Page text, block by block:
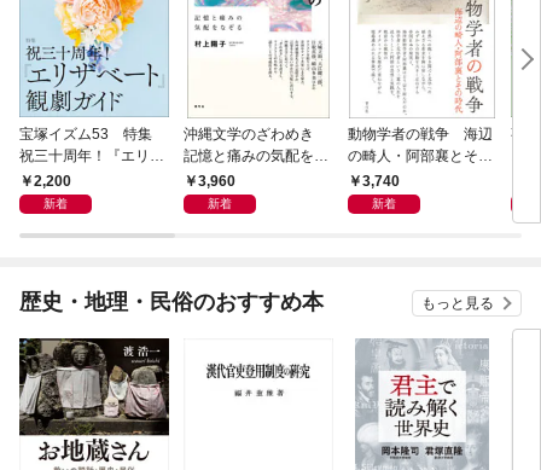
宝塚イズム53 特集
祝三十周年！『エリザ
ベート』観劇ガイド
2,200
新着
沖縄文学のざわめき
記憶と痛みの気配をな
ぞる3,960
新着
動物学者の戦争 海辺
の畸人・阿部襄とその
時代3,740
新着
事
歴史・地理・民俗のおすすめ本 もっと見る